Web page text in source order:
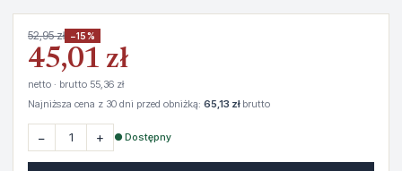
52,95 zł −15%
45,01 zł
netto · brutto 55,36 zł
Najniższa cena z 30 dni przed obniżką: 65,13 złbrutto
− + ● Dostępny